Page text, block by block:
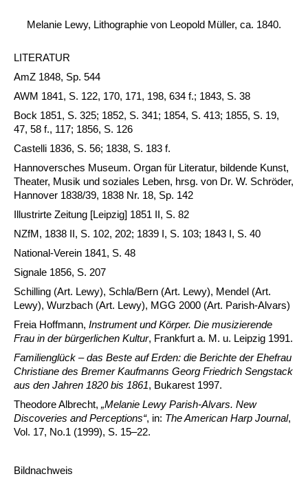
Melanie Lewy, Lithographie von Leopold Müller, ca. 1840.
LITERATUR
AmZ 1848, Sp. 544
AWM 1841, S. 122, 170, 171, 198, 634 f.; 1843, S. 38
Bock 1851, S. 325; 1852, S. 341; 1854, S. 413; 1855, S. 19,
47, 58 f., 117; 1856, S. 126
Castelli 1836, S. 56; 1838, S. 183 f.
Hannoversches Museum. Organ für Literatur, bildende Kunst,
Theater, Musik und soziales Leben, hrsg. von Dr. W. Schröder,
Hannover 1838/39, 1838 Nr. 18, Sp. 142
Illustrirte Zeitung [Leipzig] 1851 II, S. 82
NZfM, 1838 II, S. 102, 202; 1839 I, S. 103; 1843 I, S. 40
National-Verein 1841, S. 48
Signale 1856, S. 207
Schilling (Art. Lewy), Schla/Bern (Art. Lewy), Mendel (Art.
Lewy), Wurzbach (Art. Lewy), MGG 2000 (Art. Parish-Alvars)
Freia Hoffmann, Instrument und Körper. Die musizierende
Frau in der bürgerlichen Kultur, Frankfurt a. M. u. Leipzig 1991.
Familienglück – das Beste auf Erden: die Berichte der Ehefrau
Christiane des Bremer Kaufmanns Georg Friedrich Sengstack
aus den Jahren 1820 bis 1861, Bukarest 1997.
Theodore Albrecht, „Melanie Lewy Parish-Alvars. New
Discoveries and Perceptions“, in: The American Harp Journal,
Vol. 17, No.1 (1999), S. 15–22.
Bildnachweis